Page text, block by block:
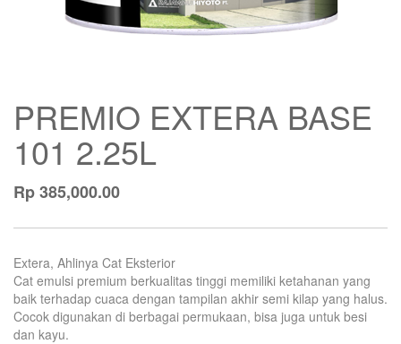
PREMIO EXTERA BASE
101 2.25L
Rp385,000.00
Extera, Ahlinya Cat Eksterior
Cat emulsi premium berkualitas tinggi memiliki ketahanan yang
baik terhadap cuaca dengan tampilan akhir semi kilap yang halus.
Cocok digunakan di berbagai permukaan, bisa juga untuk besi
dan kayu.